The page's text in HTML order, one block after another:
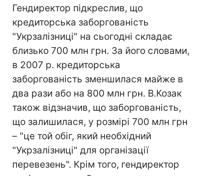
Гендиректор підкреслив, що
кредиторська заборгованість
"Укрзалізниці" на сьогодні складає
близько 700 млн грн. За його словами,
в 2007 р. кредиторська
заборгованість зменшилася майже в
два рази або на 800 млн грн. В.Козак
також відзначив, що заборгованість,
що залишилася, у розмірі 700 млн грн
– "це той обіг, який необхідний
"Укрзалізниці" для організації
перевезень". Крім того, гендиректор